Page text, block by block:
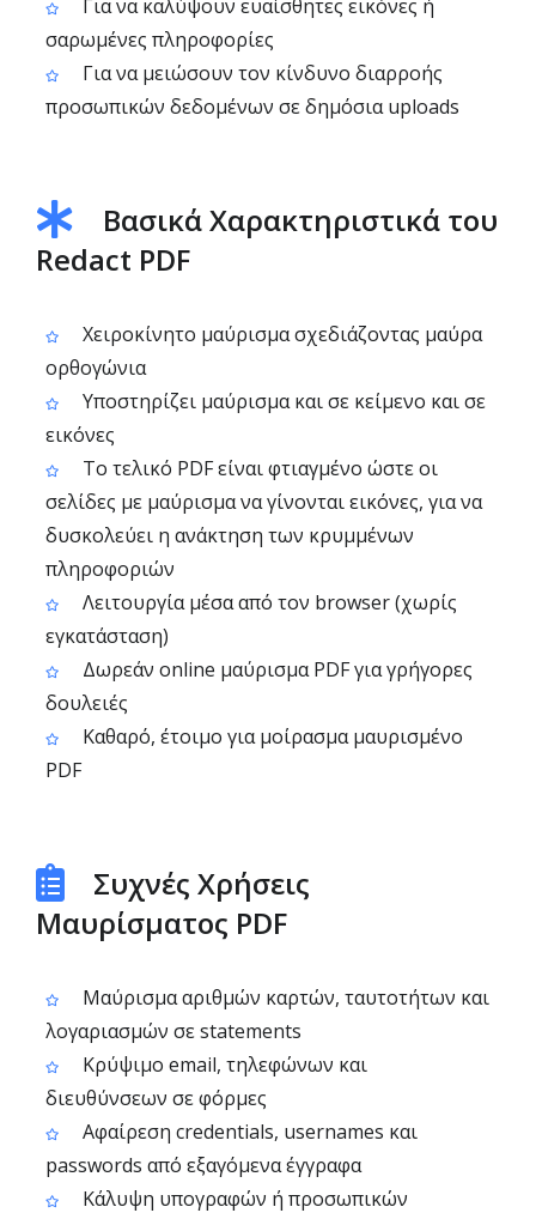
Για να καλύψουν ευαίσθητες εικόνες ή
σαρωμένες πληροφορίες
Για να μειώσουν τον κίνδυνο διαρροής
προσωπικών δεδομένων σε δημόσια uploads
Βασικά Χαρακτηριστικά του
Redact PDF
Χειροκίνητο μαύρισμα σχεδιάζοντας μαύρα
ορθογώνια
Υποστηρίζει μαύρισμα και σε κείμενο και σε
εικόνες
Το τελικό PDF είναι φτιαγμένο ώστε οι
σελίδες με μαύρισμα να γίνονται εικόνες, για να
δυσκολεύει η ανάκτηση των κρυμμένων
πληροφοριών
Λειτουργία μέσα από τον browser (χωρίς
εγκατάσταση)
Δωρεάν online μαύρισμα PDF για γρήγορες
δουλειές
Καθαρό, έτοιμο για μοίρασμα μαυρισμένο
PDF
Συχνές Χρήσεις
Μαυρίσματος PDF
Μαύρισμα αριθμών καρτών, ταυτοτήτων και
λογαριασμών σε statements
Κρύψιμο email, τηλεφώνων και
διευθύνσεων σε φόρμες
Αφαίρεση credentials, usernames και
passwords από εξαγόμενα έγγραφα
Κάλυψη υπογραφών ή προσωπικών